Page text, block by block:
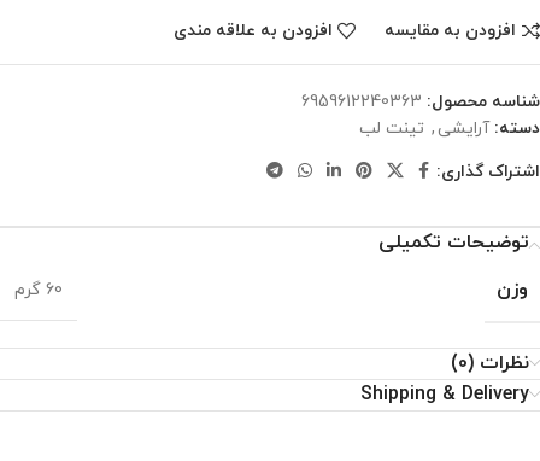
افزودن به مقایسه افزودن به علاقه مندی
شناسه محصول: 6959612240363
دسته: آرایشی , تینت لب
اشتراک گذاری:
توضیحات تکمیلی
وزن
60 گرم
نظرات (0)
Shipping & Delivery